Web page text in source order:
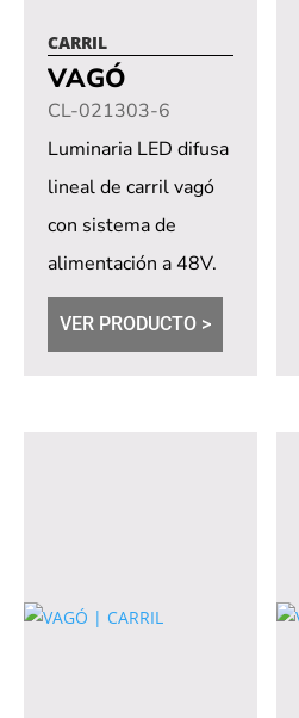
CARRIL
VAGÓ
CL-021303-6
Luminaria LED difusa
lineal de carril vagó
con sistema de
alimentación a 48V.
Dimerización
opcional a través de...
VER PRODUCTO >